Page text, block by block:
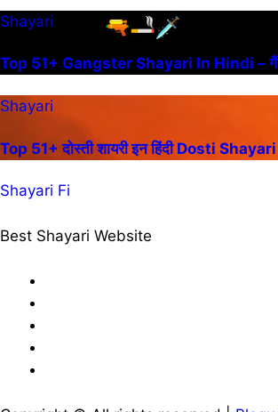
Shayari
Top 51+ Gangster Shayari In Hindi –
Shayari
Top 51+ दोस्ती शायरी इन हिंदी Dosti Shayari
Shayari Fi
Best Shayari Website